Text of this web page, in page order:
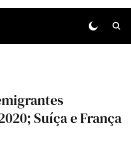
Suíça e França